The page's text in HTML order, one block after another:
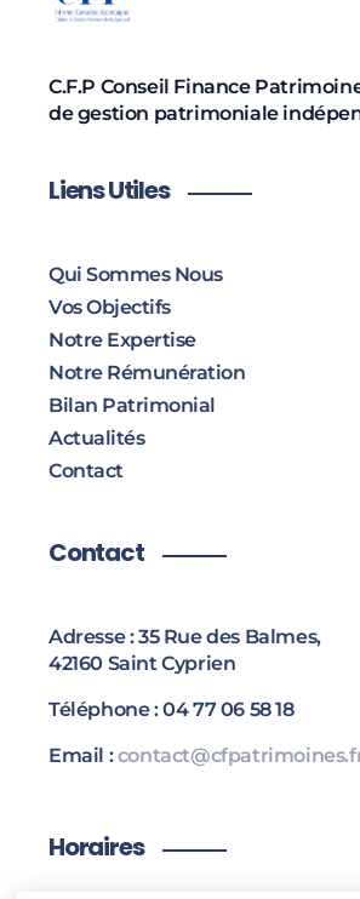
C.F.P Conseil Finance
de gestion patrimoniale
Liens Utiles
Qui Sommes Nous
Vos Objectifs
Notre Expertise
Notre Rémunération
Bilan Patrimonial
Actualités
Contact
Contact
Adresse : 35 Rue des Balmes,
42160 Saint Cyprien
Téléphone : 04 77 06 58 18
Email :
Horaires